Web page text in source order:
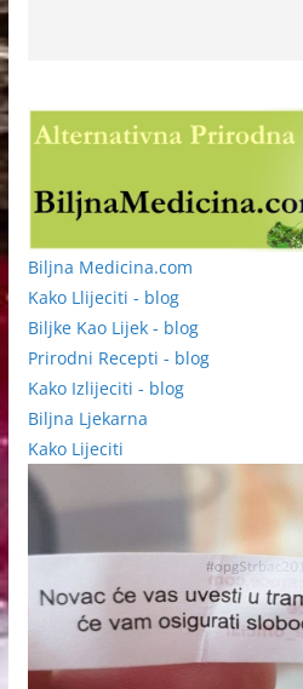
Biljna Medicina.com
Kako Llijeciti - blog
Biljke Kao Lijek - blog
Prirodni Recepti - blog
Kako Izlijeciti - blog
Biljna Ljekarna
Kako Lijeciti